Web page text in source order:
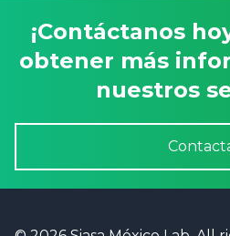
¡Contáctanos
obtener más
nuestros